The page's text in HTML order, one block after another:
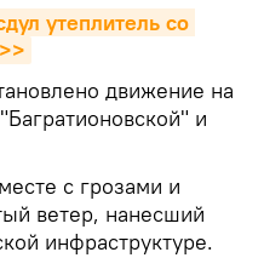
утеплитель со
движение на
и
с грозами и
ветер, нанесший
инфраструктуре.